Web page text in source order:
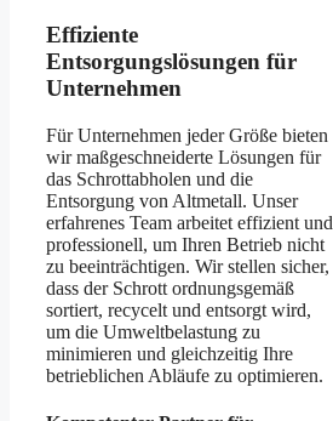
Effiziente
Entsorgungslösungen für
Unternehmen
Für Unternehmen jeder Größe bieten
wir maßgeschneiderte Lösungen für
das Schrottabholen und die
Entsorgung von Altmetall. Unser
erfahrenes Team arbeitet effizient und
professionell, um Ihren Betrieb nicht
zu beeinträchtigen. Wir stellen sicher,
dass der Schrott ordnungsgemäß
sortiert, recycelt und entsorgt wird,
um die Umweltbelastung zu
minimieren und gleichzeitig Ihre
betrieblichen Abläufe zu optimieren.